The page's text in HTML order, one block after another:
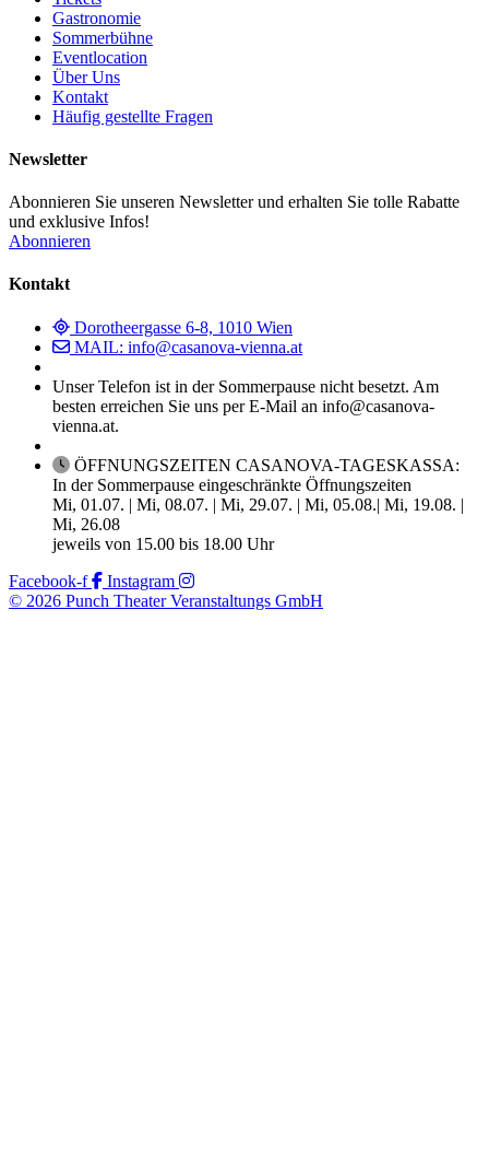
Gastronomie
Sommerbühne
Eventlocation
Über Uns
Kontakt
Häufig gestellte Fragen
Newsletter
Abonnieren Sie unseren Newsletter und erhalten Sie tolle Rabatte
und exklusive Infos!
Abonnieren
Kontakt
Dorotheergasse 6-8, 1010 Wien
MAIL: info@casanova-vienna.at
Unser Telefon ist in der Sommerpause nicht besetzt. Am
besten erreichen Sie uns per E-Mail an info@casanova-
vienna.at.
ÖFFNUNGSZEITEN CASANOVA-TAGESKASSA:
In der Sommerpause eingeschränkte Öffnungszeiten
Mi, 01.07. | Mi, 08.07. | Mi, 29.07. | Mi, 05.08.| Mi, 19.08. |
Mi, 26.08
jeweils von 15.00 bis 18.00 Uhr
Facebook-f
Instagram
© 2026 Punch Theater Veranstaltungs GmbH